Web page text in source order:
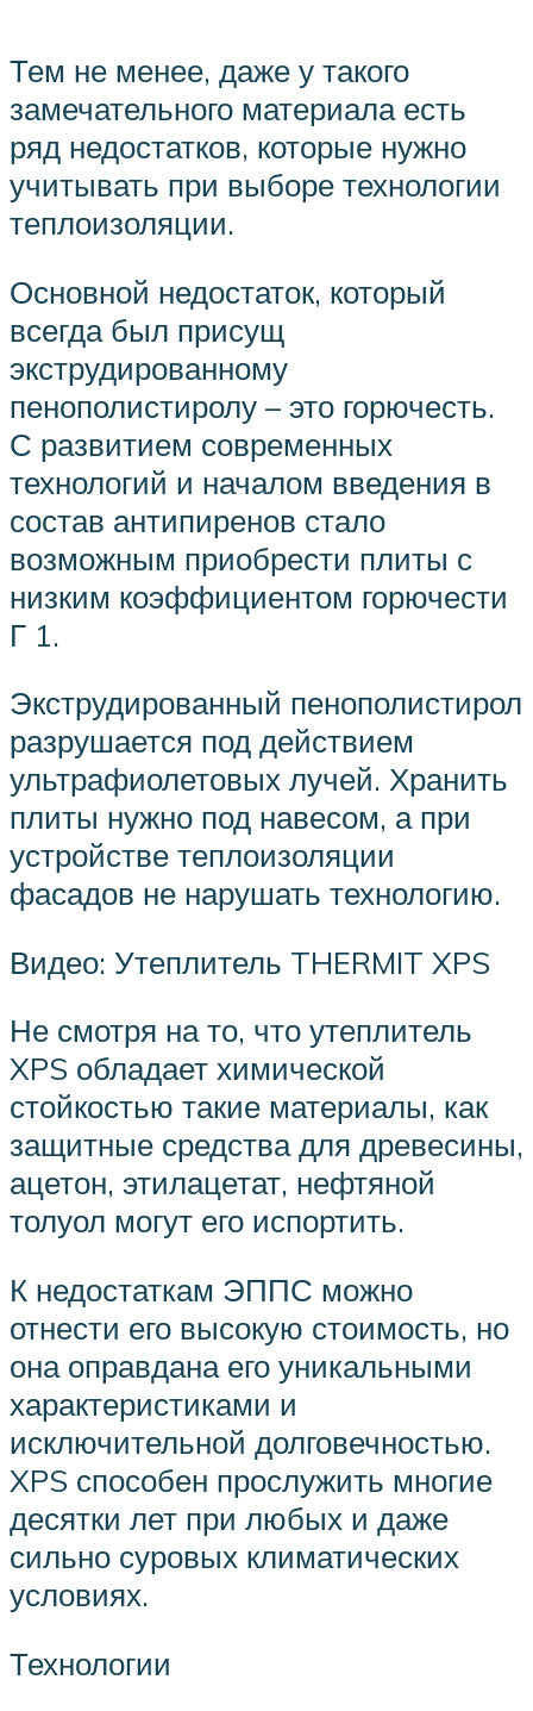
Тем не менее, даже у такого
замечательного материала есть
ряд недостатков, которые нужно
учитывать при выборе технологии
теплоизоляции.
Основной недостаток, который
всегда был присущ
экструдированному
пенополистиролу – это горючесть.
С развитием современных
технологий и началом введения в
состав антипиренов стало
возможным приобрести плиты с
низким коэффициентом горючести
Г 1.
Экструдированный пенополистирол
разрушается под действием
ультрафиолетовых лучей. Хранить
плиты нужно под навесом, а при
устройстве теплоизоляции
фасадов не нарушать технологию.
Видео: Утеплитель THERMIT XPS
Не смотря на то, что утеплитель
XPS обладает химической
стойкостью такие материалы, как
защитные средства для древесины,
ацетон, этилацетат, нефтяной
толуол могут его испортить.
К недостаткам ЭППС можно
отнести его высокую стоимость, но
она оправдана его уникальными
характеристиками и
исключительной долговечностью.
XPS способен прослужить многие
десятки лет при любых и даже
сильно суровых климатических
условиях.
Технологии